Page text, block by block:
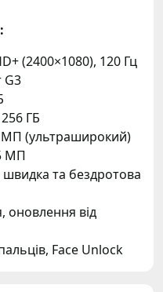
(2400×1080), 120 Гц
G3
ГБ
(ультраширокий)
МП
та бездротова
оновлення від
Face Unlock